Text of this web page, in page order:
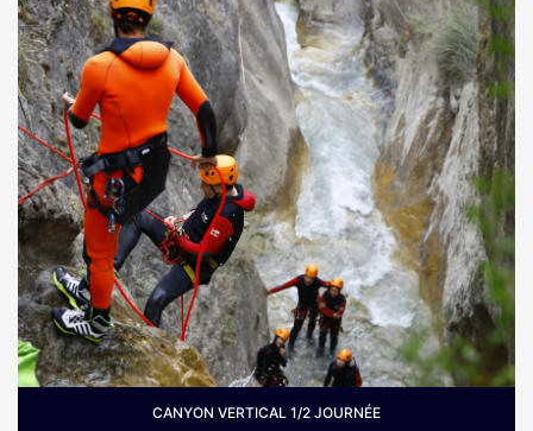
ans, groupe d'amis…
Periode :Quand l'envie du plongeon dans un torrent
de montagne est trop forte. Printemps, été,
automne!
CANYON VERTICAL 1/2 JOURNÉE